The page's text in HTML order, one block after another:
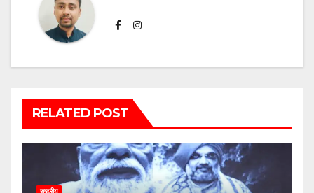
RELATED POST
राष्ट्रीय